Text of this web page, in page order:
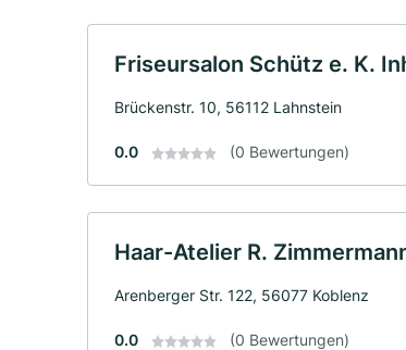
Friseursalon Schütz e. K.
Brückenstr. 10, 56112 Lahnstein
0.0 (0 Bewertungen)
Haar-Atelier R.
Arenberger Str. 122, 56077 Koblenz
0.0 (0 Bewertungen)